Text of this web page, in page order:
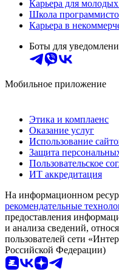
Карьера для
Школа
Карьера в
Боты для
Мобильное приложение
Этика и комплаенс
Оказание услуг
Использование
Защита
Пользовательское
ИТ аккредитация
На информационном
рекомендательные
предоставления
и анализа сведений,
пользователей сети
Российской Федерации)